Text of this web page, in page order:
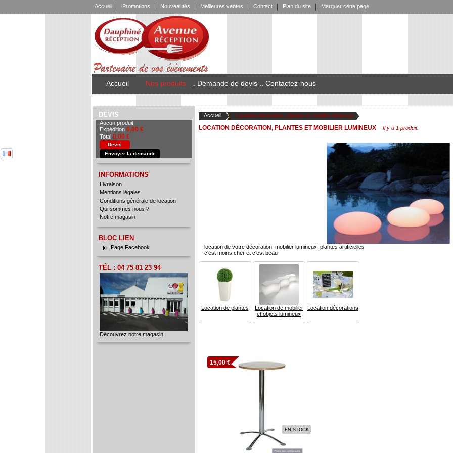
Accueil Promotions Nouveautés Meilleures ventes Contact Plan du site Marquer cette page
Accueil Nos produits . . Demande de devis . . Contactez-nous
DEVIS
Aucun produit
Expédition 0,00 €
Total 0,00 €
Devis
Envoyer la demande
INFORMATIONS
Livraison
Mentions légales
Conditions générale de location
Qui sommes nous ?
Notre magasin
BLOC LIEN
Page Facebook
TÉL : 04 75 81 23 94
Découvrez notre magasin
Accueil Location décoration, plantes et mobilier lumineux
LOCATION DÉCORATION, PLANTES ET MOBILIER LUMINEUX Il y a 1 produit.
location de votre décoration, mobilier lumineux, plantes artificielles
c'est moins cher et c'est beau
Location de plantes
Location de mobilier
et objets lumineux
Location décorations
15,00 €
EN STOCK